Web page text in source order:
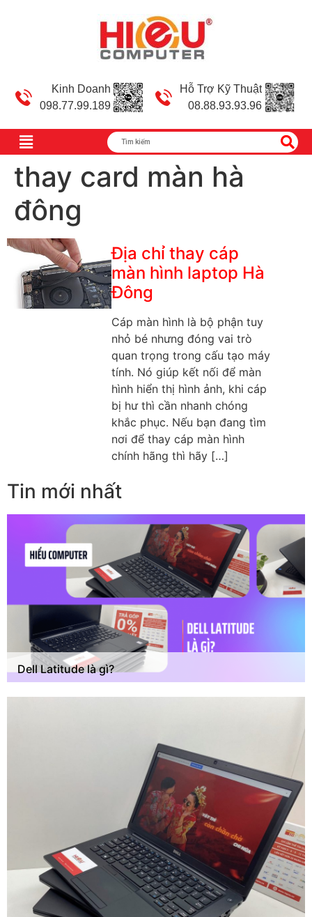
Kinh Doanh
098.77.99.189
Hỗ Trợ Kỹ Thuật
08.88.93.93.96
thay card màn hà
đông
Địa chỉ thay cáp
màn hình laptop Hà
Đông
Cáp màn hình là bộ phận tuy
nhỏ bé nhưng đóng vai trò
quan trọng trong cấu tạo máy
tính. Nó giúp kết nối để màn
hình hiển thị hình ảnh, khi cáp
bị hư thì cần nhanh chóng
khắc phục. Nếu bạn đang tìm
nơi để thay cáp màn hình
chính hãng thì hãy […]
Tin mới nhất
Dell Latitude là gì?